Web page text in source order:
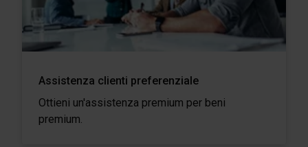
Assistenza clienti preferenziale
Ottieni un'assistenza premium per beni
premium.